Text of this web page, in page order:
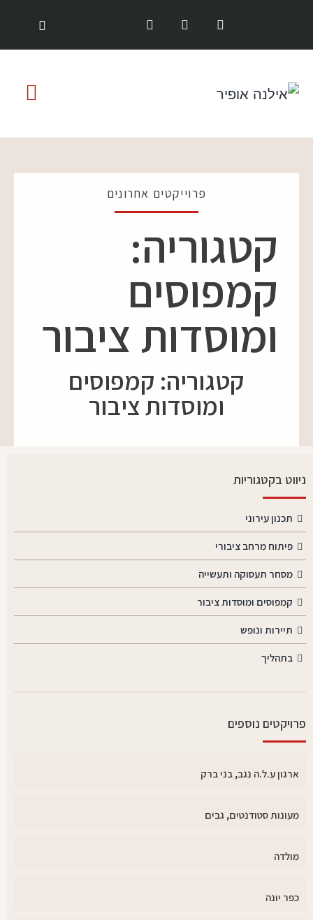
פרוייקטים אחרונים
קטגוריה:
קמפוסים
ומוסדות ציבור
קטגוריה: קמפוסים
ומוסדות ציבור
ניווט בקטגוריות
תכנון עירוני
פיתוח מרחב ציבורי
מסחר תעסוקה ותעשייה
קמפוסים ומוסדות ציבור
תיירות ונופש
בתהליך
פרויקטים נוספים
ארגון ע.ל.ה נגב, בני ברק
מעונות סטודנטים, גבים
מולדה
כפר יונה